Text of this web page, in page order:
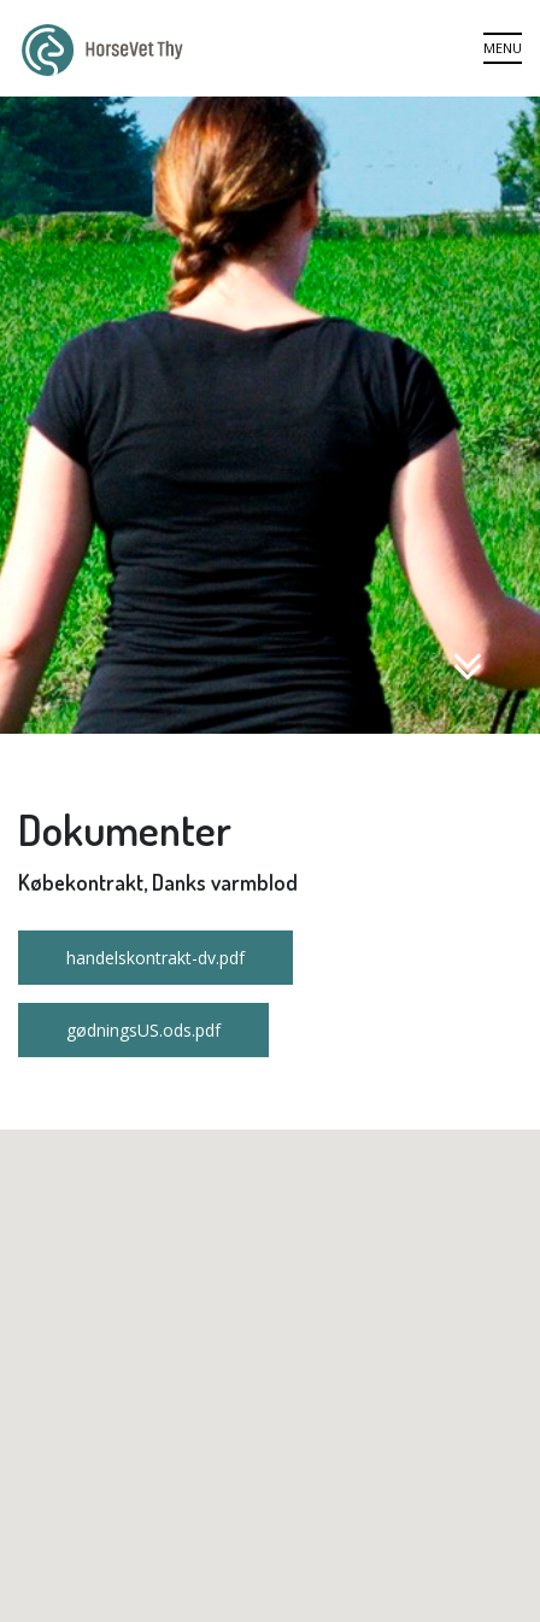
Dokumenter
Købekontrakt, Danks varmblod
handelskontrakt-dv.pdf
gødningsUS.ods.pdf